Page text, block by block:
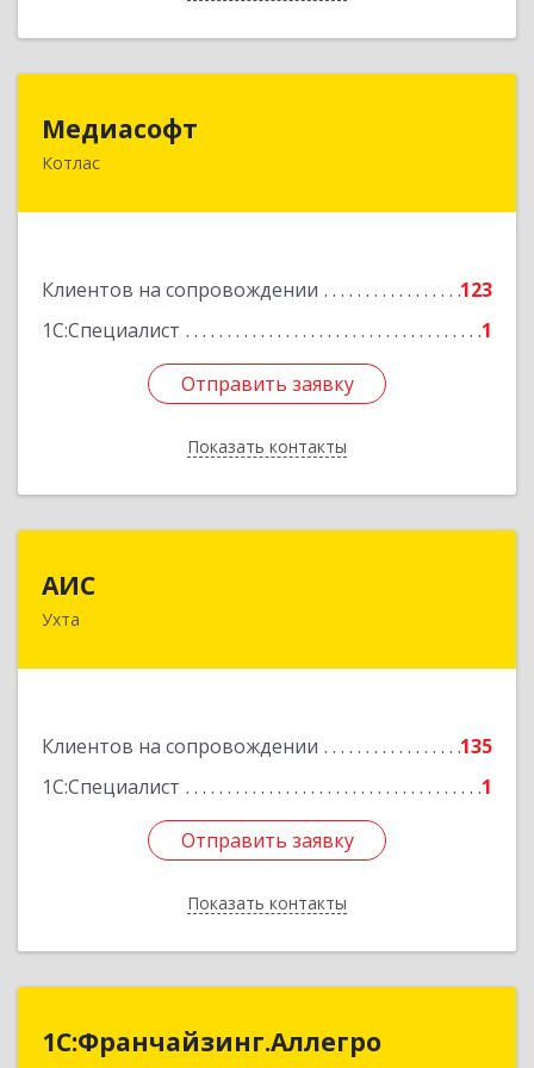
Медиасофт
Котлас
Клиентов на сопровождении
123
1С:Специалист
1
Отправить заявку
Показать контакты
Отправить заявку
Назад
АИС
Ухта
Клиентов на сопровождении
135
1С:Специалист
1
Отправить заявку
Показать контакты
169310, Коми Респ, Ухта г, Первомайская ул.,
Отправить заявку
Назад
1С:Франчайзинг.Аллегро
1С:Франчайзинг.Аллегро